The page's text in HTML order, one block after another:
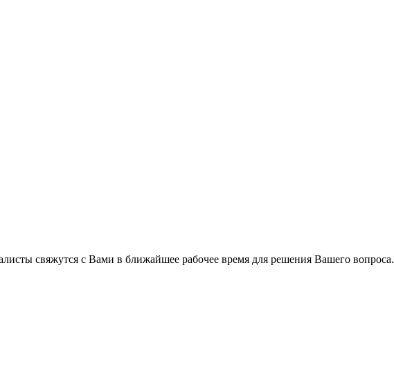
свяжутся с Вами в ближайшее рабочее время для решения Вашего вопроса.